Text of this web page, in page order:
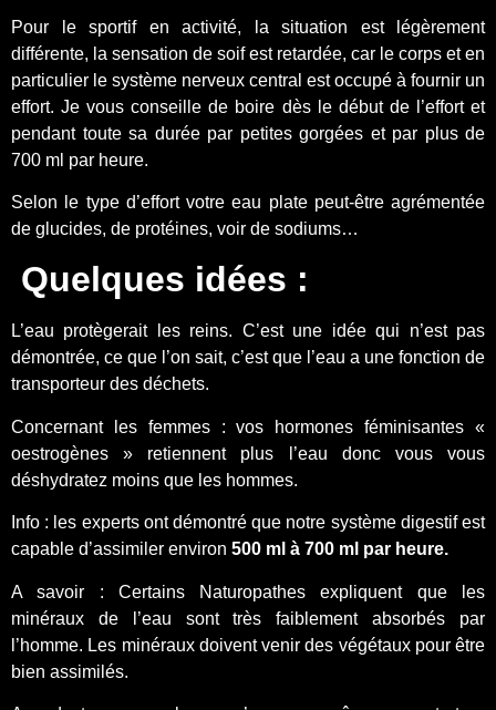
Pour le sportif en activité, la situation est légèrement
différente, la sensation de soif est retardée, car le corps et en
particulier le système nerveux central est occupé à fournir un
effort. Je vous conseille de boire dès le début de l’effort et
pendant toute sa durée par petites gorgées et par plus de
700 ml par heure.
Selon le type d’effort votre eau plate peut-être agrémentée
de glucides, de protéines, voir de sodiums…
Quelques idées :
L’eau protègerait les reins. C’est une idée qui n’est pas
démontrée, ce que l’on sait, c’est que l’eau a une fonction de
transporteur des déchets.
Concernant les femmes : vos hormones féminisantes «
oestrogènes » retiennent plus l’eau donc vous vous
déshydratez moins que les hommes.
Info : les experts ont démontré que notre système digestif est
capable d’assimiler environ 500 ml à 700 ml par heure.
A savoir : Certains Naturopathes expliquent que les
minéraux de l’eau sont très faiblement absorbés par
l’homme. Les minéraux doivent venir des végétaux pour être
bien assimilés.